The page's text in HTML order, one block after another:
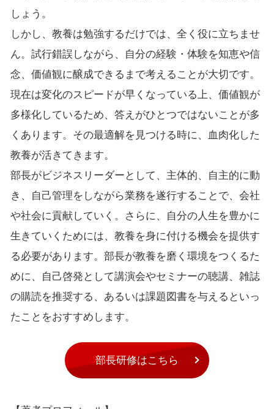
しょう。
しかし、教養は勉強するだけでは、全く役に立ちませ
ん。試行錯誤しながら、自分の経験・体験を知恵や信
念、価値観に醸成できるまで考えることが大切です。
現在は変化のスピードが早くなっている上、価値観が
多様化しているため、答えがひとつではないことが多
くあります。その最適解を見つける時に、血肉化した
教養が活きてきます。
部長がビジネスリーダーとして、主体的、自主的に動
き、自己管理をしながら業務を遂行することで、会社
や社会に貢献していく。さらに、自分の人生を豊かに
生きていくためには、教養を身に付ける機会を提供す
る必要があります。部長が教養を磨く環境をつくるた
めに、自己啓発として講演会やセミナーの聴講、雑誌
の購読を推奨する、あるいは課題図書を与えるといっ
たことをおすすめします。
部長研修はこちら